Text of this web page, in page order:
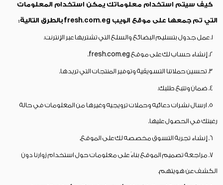
كيف سيتم استخدام معلوماتك يمكن استخدام المعلومات
التي تم جمعها على موقع الويب fresh.com.eg بالطرق التالية:
5. ارسال نشرات دعائيه وحملات ترويجيه وغيرها من المعلومات في حالة
رغبتك في الحصول عليها.
7. مراجعة تصميم الموقع بناءً على معلومات حول استخدام زوارنا دون
الكشف عن هويتهم.